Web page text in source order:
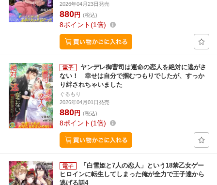
2026年04月23日発売
880円 (税込)
8ポイント 1倍
ヤンデレ御曹司は運命の恋人を絶対に逃がさ
ない！ 幸せは自分で掴むつもりでしたが、すっか
り絆されちゃいました
ぐるもり
2026年04月01日発売
880円 (税込)
8ポイント 1倍
「白雪姫と7人の恋人」という18禁乙女ゲー
ヒロインに転生してしまった俺が全力で王子達から
逃げる話4